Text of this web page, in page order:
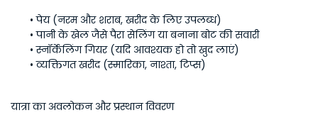
पेय (नरम और शराब, खरीद के लिए उपलब्ध)
पानी के खेल जैसे पैरा सेलिंग या बनाना बोट की सवारी
स्नॉर्केलिंग गियर (यदि आवश्यक हो तो खुद लाएं)
व्यक्तिगत खरीद (स्मारिका, नाश्ता, टिप्स)
यात्रा का अवलोकन और प्रस्थान विवरण